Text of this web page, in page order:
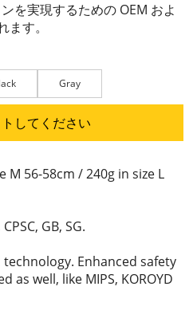
を実現するための OEM およ
す。
Gray
してください
M 56-58cm / 240g in size L
GB, SG.
technology. Enhanced safety
well, like MIPS, KOROYD